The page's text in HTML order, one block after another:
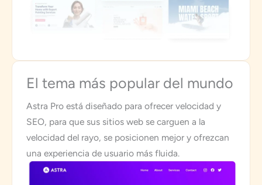
El tema más popular del mundo
Astra Pro está diseñado para ofrecer velocidad y
SEO, para que sus sitios web se carguen a la
velocidad del rayo, se posicionen mejor y ofrezcan
una experiencia de usuario más fluida.